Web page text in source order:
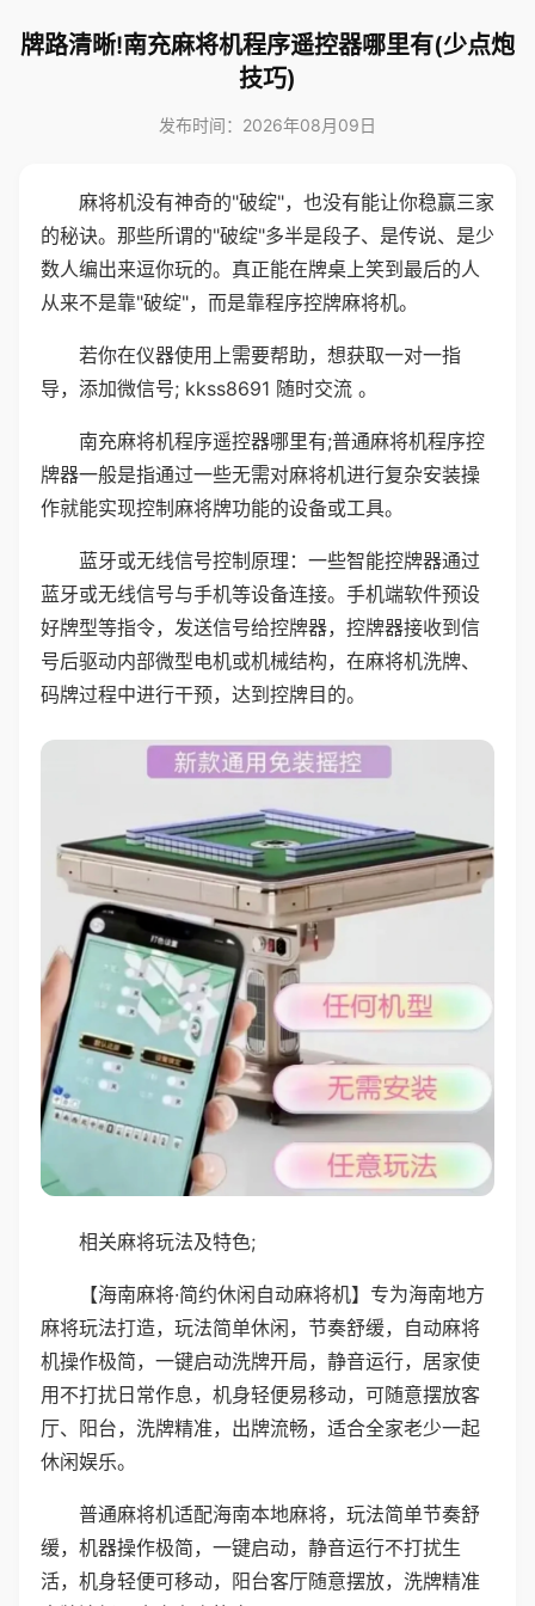
牌路清晰!南充麻将机程序遥控器哪里有(少点炮
技巧)
发布时间：2026年08月09日
麻将机没有神奇的"破绽"，也没有能让你稳赢三家
的秘诀。那些所谓的"破绽"多半是段子、是传说、是少
数人编出来逗你玩的。真正能在牌桌上笑到最后的人
从来不是靠"破绽"，而是靠程序控牌麻将机。
若你在仪器使用上需要帮助，想获取一对一指
导，添加微信号; kkss8691 随时交流 。
南充麻将机程序遥控器哪里有;普通麻将机程序控
牌器一般是指通过一些无需对麻将机进行复杂安装操
作就能实现控制麻将牌功能的设备或工具。
蓝牙或无线信号控制原理：一些智能控牌器通过
蓝牙或无线信号与手机等设备连接。手机端软件预设
好牌型等指令，发送信号给控牌器，控牌器接收到信
号后驱动内部微型电机或机械结构，在麻将机洗牌、
码牌过程中进行干预，达到控牌目的。
相关麻将玩法及特色;
【海南麻将·简约休闲自动麻将机】专为海南地方
麻将玩法打造，玩法简单休闲，节奏舒缓，自动麻将
机操作极简，一键启动洗牌开局，静音运行，居家使
用不打扰日常作息，机身轻便易移动，可随意摆放客
厅、阳台，洗牌精准，出牌流畅，适合全家老少一起
休闲娱乐。
普通麻将机适配海南本地麻将，玩法简单节奏舒
缓，机器操作极简，一键启动，静音运行不打扰生
活，机身轻便可移动，阳台客厅随意摆放，洗牌精准